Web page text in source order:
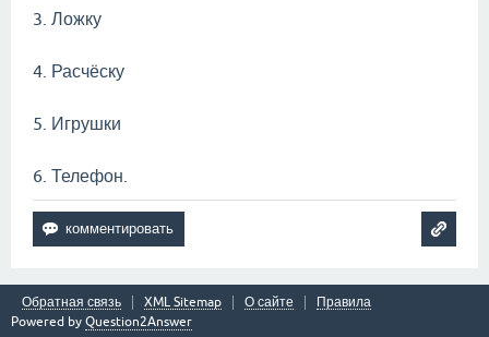
3. Ложку
4. Расчёску
5. Игрушки
6. Телефон.
Обратная связь XML Sitemap О сайте
Правила
Powered by Question2Answer